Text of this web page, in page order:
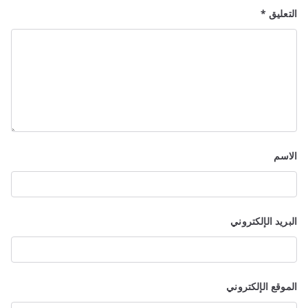
التعليق *
الاسم
البريد الإلكتروني
الموقع الإلكتروني